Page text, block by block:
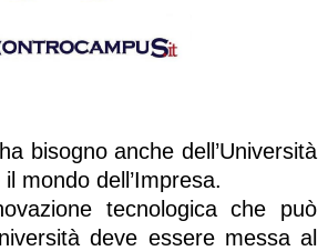
bisogno anche dell’Università
mondo dell’Impresa.
tecnologica che può
deve essere messa al